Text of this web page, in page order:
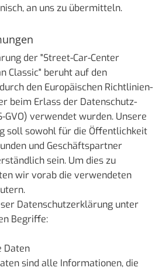
an uns zu übermitteln.
der "Street-Car-Center
Classic" beruht auf den
den Europäischen Richtlinien-
beim Erlass der Datenschutz-
GVO) verwendet wurden. Unsere
soll sowohl für die Öffentlichkeit
und Geschäftspartner
sein. Um dies zu
wir vorab die verwendeten
Datenschutzerklärung unter
Begriffe:
Daten
sind alle Informationen, die